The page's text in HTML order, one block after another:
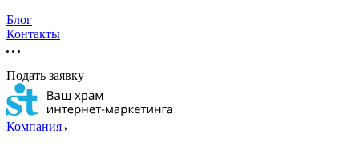
Блог
Контакты
Подать заявку
Компания